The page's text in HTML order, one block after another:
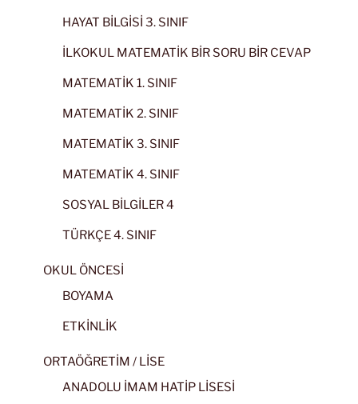
HAYAT BİLGİSİ 3. SINIF
İLKOKUL MATEMATİK BİR SORU BİR CEVAP
MATEMATİK 1. SINIF
MATEMATİK 2. SINIF
MATEMATİK 3. SINIF
MATEMATİK 4. SINIF
SOSYAL BİLGİLER 4
TÜRKÇE 4. SINIF
OKUL ÖNCESİ
BOYAMA
ETKİNLİK
ORTAÖĞRETİM / LİSE
ANADOLU İMAM HATİP LİSESİ